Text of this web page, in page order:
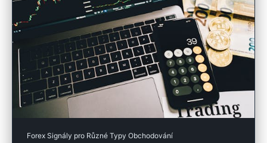
Forex Signály pro Různé Typy Obchodování